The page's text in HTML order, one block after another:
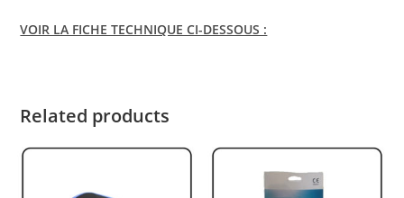
VOIR LA FICHE TECHNIQUE CI-DESSOUS :
Related products